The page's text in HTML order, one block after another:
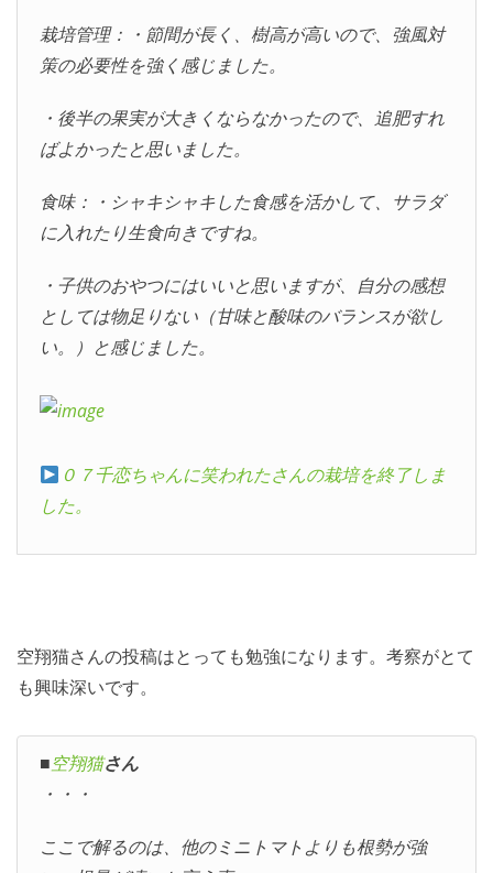
栽培管理：・節間が長く、樹高が高いので、強風対
策の必要性を強く感じました。
・後半の果実が大きくならなかったので、追肥すれ
ばよかったと思いました。
食味：・シャキシャキした食感を活かして、サラダ
に入れたり生食向きですね。
・子供のおやつにはいいと思いますが、自分の感想
としては物足りない（甘味と酸味のバランスが欲し
い。）と感じました。
０７千恋ちゃんに笑われたさんの栽培を終了しま
した。
空翔猫さんの投稿はとっても勉強になります。考察がとて
も興味深いです。
■空翔猫さん
・・・
ここで解るのは、他のミニトマトよりも根勢が強